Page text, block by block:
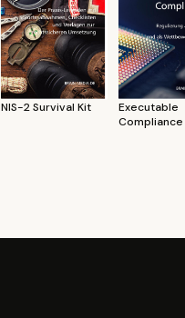
NIS-2 Survival Kit
Executable
Compliance